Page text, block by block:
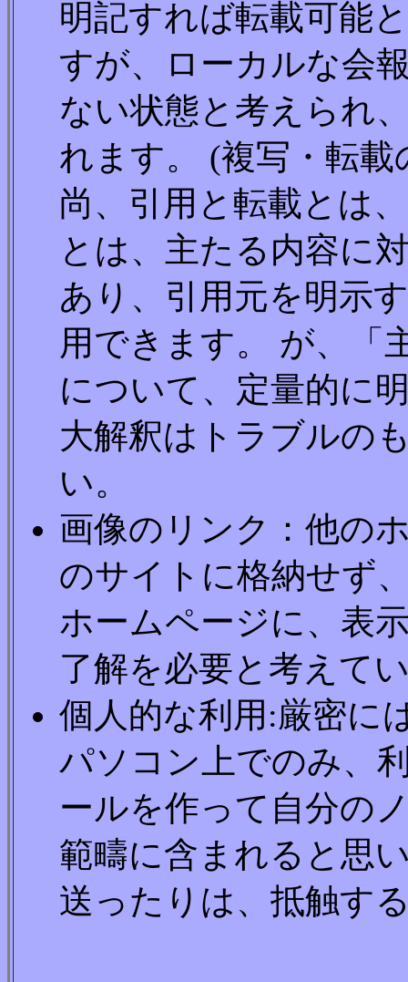
明記すれば転載可能
すが、ローカルな会
ない状態と考えられ
れます。 (複写・転
尚、引用と転載とは
とは、主たる内容に
あり、引用元を明示
用できます。 が、「
について、定量的に
大解釈はトラブルの
い。
画像のリンク：他の
のサイトに格納せず
ホームページに、表
了解を必要と考えて
個人的な利用:厳密に
パソコン上でのみ、
ールを作って自分の
範疇に含まれると思
送ったりは、抵触す